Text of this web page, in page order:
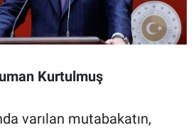
Kurtulmuş
varılan mutabakatın,